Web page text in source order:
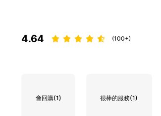
4.64 (100+)
會回購(1) 很棒的服務(1)